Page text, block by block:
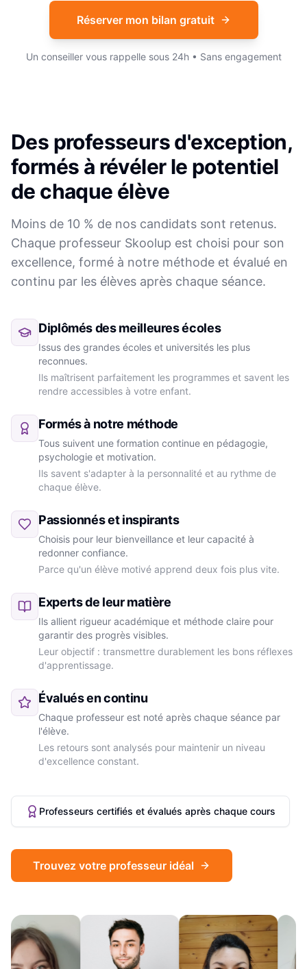
Réserver mon bilan gratuit
Un conseiller vous rappelle sous 24h • Sans engagement
Des professeurs d'exception,
formés à révéler le potentiel
de chaque élève
Moins de 10 % de nos candidats sont retenus.
Chaque professeur Skoolup est choisi pour son
excellence, formé à notre méthode et évalué en
continu par les élèves après chaque séance.
Diplômés des meilleures écoles
Issus des grandes écoles et universités les plus
reconnues.
Ils maîtrisent parfaitement les programmes et savent les
rendre accessibles à votre enfant.
Formés à notre méthode
Tous suivent une formation continue en pédagogie,
psychologie et motivation.
Ils savent s'adapter à la personnalité et au rythme de
chaque élève.
Passionnés et inspirants
Choisis pour leur bienveillance et leur capacité à
redonner confiance.
Parce qu'un élève motivé apprend deux fois plus vite.
Experts de leur matière
Ils allient rigueur académique et méthode claire pour
garantir des progrès visibles.
Leur objectif : transmettre durablement les bons réflexes
d'apprentissage.
Évalués en continu
Chaque professeur est noté après chaque séance par
l'élève.
Les retours sont analysés pour maintenir un niveau
d'excellence constant.
Professeurs certifiés et évalués après chaque cours
Trouvez votre professeur idéal